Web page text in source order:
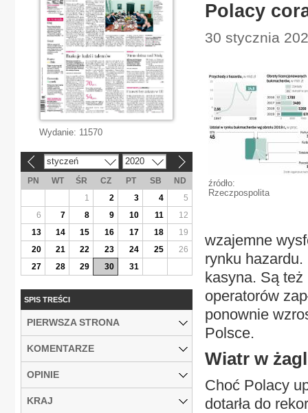
Polacy
30 stycznia
źródło:
Rzeczpospolita
wzajemne
rynku
kasyna. Są też
operatorów
ponownie
Polsce.
Wiatr w
Choć Polacy
dotarła do
Wydanie: 11570
styczeń 2020
PN WT ŚR CZ PT SB
ND
1
2 3 4
5
6
7 8 9 10 11
12
13
14 15 16 17 18
19
20
21 22 23 24 25
26
27
28 29 30 31
SPIS TREŚCI
PIERWSZA STRONA
KOMENTARZE
OPINIE
KRAJ